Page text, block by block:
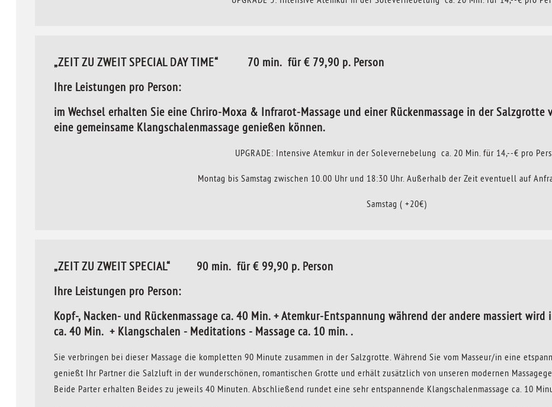
„ZEIT ZU ZWEIT SPECIAL DAY TIME“ 70 min. für € 79,90 p. Person
Ihre Leistungen pro Person:
im Wechsel erhalten Sie eine Chriro-Moxa & Infrarot-Massage und einer Rückenmassage in der
eine gemeinsame Klangschalenmassage genießen können.
UPGRADE: Intensive Atemkur in der Solevernebelung ca. 20 Min. für 14,--€ pro
Montag bis Samstag zwischen 10.00 Uhr und 18:30 Uhr. Außerhalb der Zeit eventuell auf
Samstag ( +20€)
„ZEIT ZU ZWEIT SPECIAL“ 90 min. für € 99,90 p. Person
Ihre Leistungen pro Person:
Kopf-, Nacken- und Rückenmassage ca. 40 Min. + Atemkur-Entspannung während der andere massiert wird
ca. 40 Min. + Klangschalen - Meditations - Massage ca. 10 min. .
Sie verbringen bei dieser Massage die kompletten 90 Minute zusammen in der Salzgrotte. Während Sie vom Masseur/in eine
genießt Ihr Partner die Salzluft in der wunderschönen, romantischen Grotte und erhält zusätzlich von unseren modernen
Beide Parter erhalten Beides zu jeweils 40 Minuten. Abschließend rundet eine sehr entspannende Klangschalenmassage ca. 10